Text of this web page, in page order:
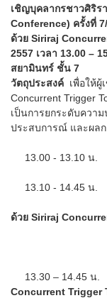
เชิญบุคลากรชาวศิริร
Conference) ครั้งที่
ด้วย Siriraj
2557 เวลา 13.00 –
สยามินทร์ ชั้น 7
วัตถุประสงค์ เพื่อให้ผู้
Concurrent Trigger
เป็นการยกระดับควา
ประสบการณ์ และผลก
13.00 - 13.10 น.
โดย คณบดีค
13.10 - 14.45 น.
ด้วย Siriraj
โดย ศ.พญ.ด
รองคณบ
13.30 – 14.45 น.
Concurrent Trigger